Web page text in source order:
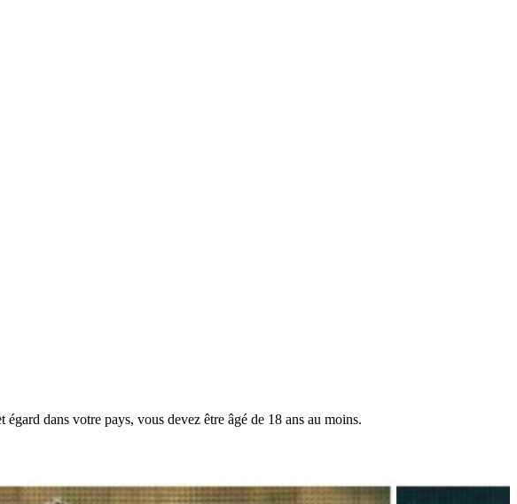
dans votre pays, vous devez être âgé de 18 ans au moins.